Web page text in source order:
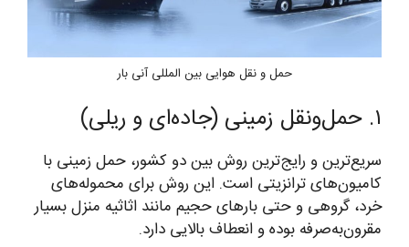
حمل و نقل هوایی بین المللی آنی بار
۱. حمل‌ونقل زمینی (جاده‌ای و ریلی)
سریع‌ترین و رایج‌ترین روش بین دو کشور، حمل زمینی با
کامیون‌های ترانزیتی است. این روش برای محموله‌های
خرد، گروهی و حتی بارهای حجیم مانند اثاثیه منزل بسیار
مقرون‌به‌صرفه بوده و انعطاف بالایی دارد.